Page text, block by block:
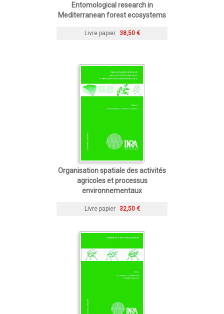
Entomological research in
Mediterranean forest ecosystems
Livre papier 38,50 €
Organisation spatiale des activités
agricoles et processus
environnementaux
Livre papier 32,50 €